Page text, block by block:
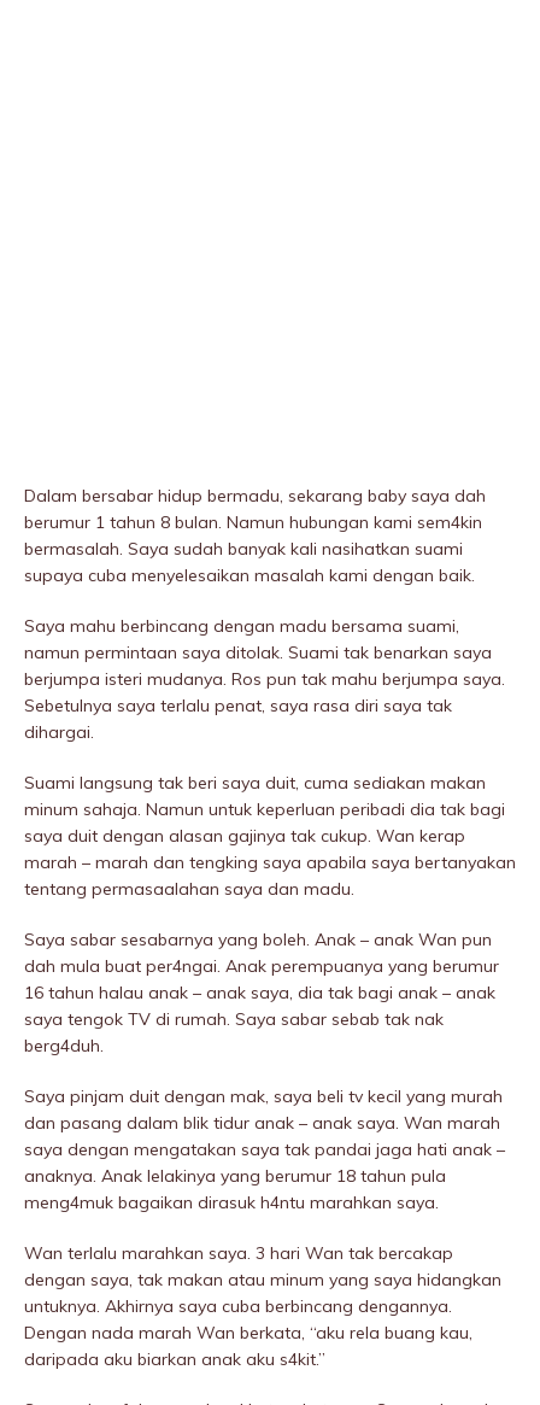
Dalam bersabar hidup bermadu, sekarang baby saya dah
berumur 1 tahun 8 bulan. Namun hubungan kami sem4kin
bermasalah. Saya sudah banyak kali nasihatkan suami
supaya cuba menyelesaikan masalah kami dengan baik.
Saya mahu berbincang dengan madu bersama suami,
namun permintaan saya ditolak. Suami tak benarkan saya
berjumpa isteri mudanya. Ros pun tak mahu berjumpa saya.
Sebetulnya saya terlalu penat, saya rasa diri saya tak
dihargai.
Suami langsung tak beri saya duit, cuma sediakan makan
minum sahaja. Namun untuk keperluan peribadi dia tak bagi
saya duit dengan alasan gajinya tak cukup. Wan kerap
marah – marah dan tengking saya apabila saya bertanyakan
tentang permasaalahan saya dan madu.
Saya sabar sesabarnya yang boleh. Anak – anak Wan pun
dah mula buat per4ngai. Anak perempuanya yang berumur
16 tahun halau anak – anak saya, dia tak bagi anak – anak
saya tengok TV di rumah. Saya sabar sebab tak nak
berg4duh.
Saya pinjam duit dengan mak, saya beli tv kecil yang murah
dan pasang dalam blik tidur anak – anak saya. Wan marah
saya dengan mengatakan saya tak pandai jaga hati anak –
anaknya. Anak lelakinya yang berumur 18 tahun pula
meng4muk bagaikan dirasuk h4ntu marahkan saya.
Wan terlalu marahkan saya. 3 hari Wan tak bercakap
dengan saya, tak makan atau minum yang saya hidangkan
untuknya. Akhirnya saya cuba berbincang dengannya.
Dengan nada marah Wan berkata, “aku rela buang kau,
daripada aku biarkan anak aku s4kit.”